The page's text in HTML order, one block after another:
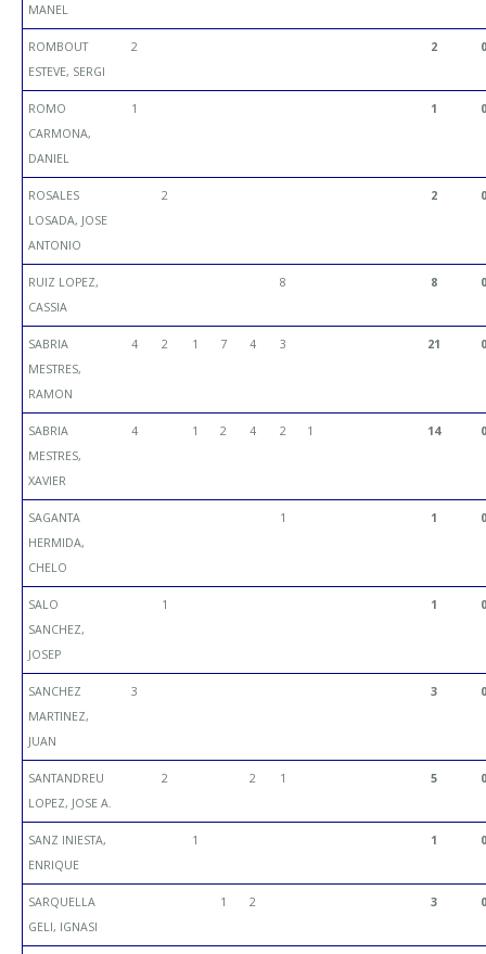
MANEL
ROMBOUT
ESTEVE, SERGI
2 2 0
ROMO
CARMONA,
DANIEL
1 1 0
ROSALES
LOSADA, JOSE
ANTONIO
2 2 0
RUIZ LOPEZ,
CASSIA
8 8 0
SABRIA
MESTRES,
RAMON
4 2 1 7 4 3 21 0
SABRIA
MESTRES,
XAVIER
4 1 2 4 2 1 14 0
SAGANTA
HERMIDA,
CHELO
1 1 0
SALO
SANCHEZ,
JOSEP
1 1 0
SANCHEZ
MARTINEZ,
JUAN
3 3 0
SANTANDREU
LOPEZ, JOSE A.
2 2 1 5 0
SANZ INIESTA,
ENRIQUE
1 1 0
SARQUELLA
GELI, IGNASI
1 2 3 0